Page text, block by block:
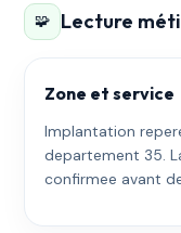
🧩 Lecture
Zone et service
Implantation
departement 35.
confirmee avant